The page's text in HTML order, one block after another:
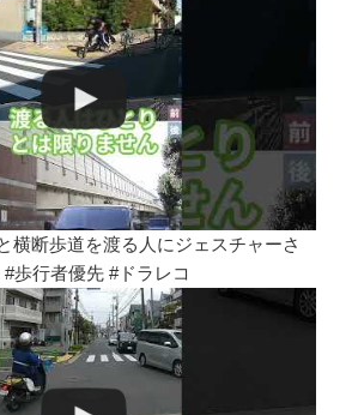
横断歩道を渡る人にジェスチャーさ
歩行者優先 #ドラレコ